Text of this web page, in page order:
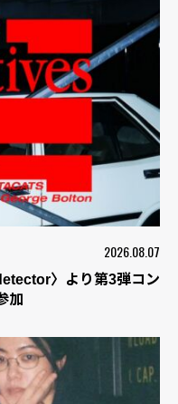
2026.08.07
〉より第3弾コン
加